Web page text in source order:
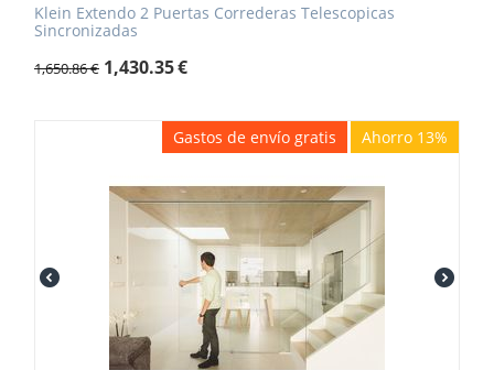
Klein Extendo 2 Puertas Correderas Telescopicas
Sincronizadas
1,650.86€ 1,430.35€
Gastos de envío gratis Ahorro 13%